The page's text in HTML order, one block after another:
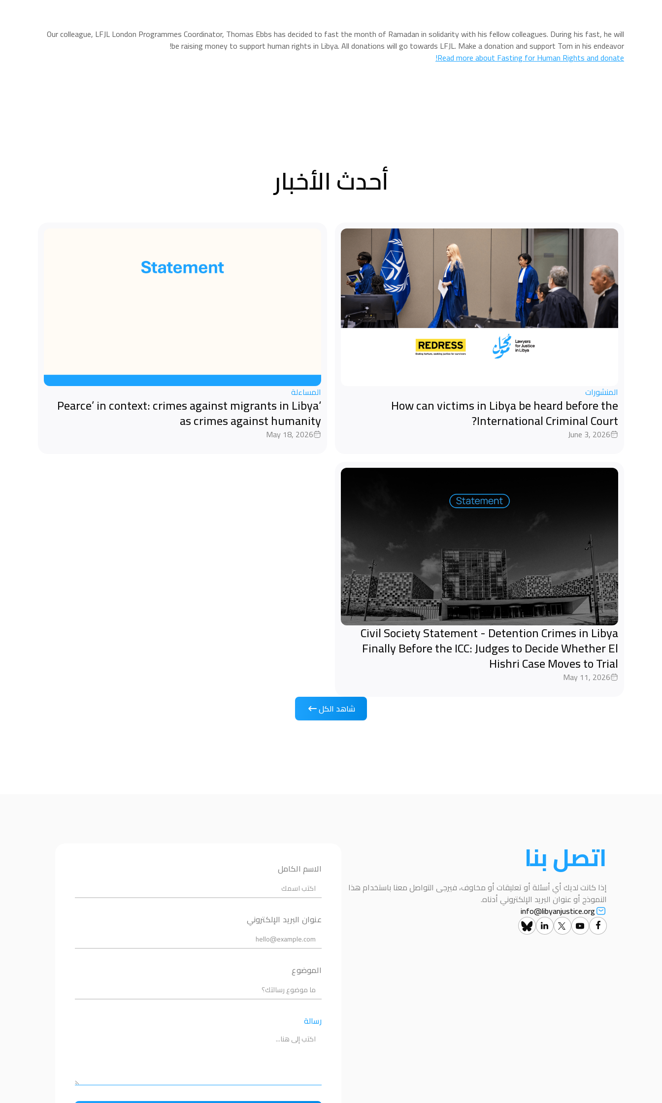
Our colleague, LFJL London Programmes Coordinator, Thomas Ebbs has decided to fast the month of Ramadan in solidarity with his fellow colleagues. During his fast, he will
be raising money to support human rights in Libya. All donations will go towards LFJL. Make a donation and support Tom in his endeavor!
Read more about Fasting for Human Rights and donate!
أحدث الأخبار
المنشورات
How can victims in Libya be heard before the
International Criminal Court?
June 3, 2026
المساءلة
‘Pearce’ in context: crimes against migrants in Libya
as crimes against humanity
May 18, 2026
Civil Society Statement - Detention Crimes in Libya
Finally Before the ICC: Judges to Decide Whether El
Hishri Case Moves to Trial
May 11, 2026
شاهد الكل
اتصل بنا
إذا كانت لديك أي أسئلة أو تعليقات أو مخاوف، فيرجى التواصل معنا باستخدام هذا
النموذج أو عنوان البريد الإلكتروني أدناه.
info@libyanjustice.org
الاسم الكامل
عنوان البريد الإلكتروني
الموضوع
رسالة